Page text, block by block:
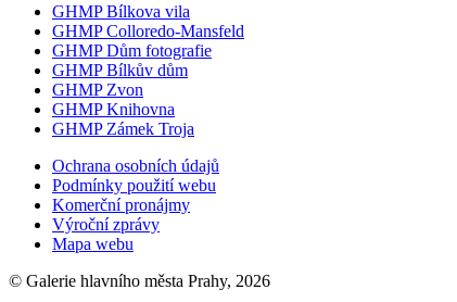
GHMP Bílkova vila
GHMP Colloredo-Mansfeld
GHMP Dům fotografie
GHMP Bílkův dům
GHMP Zvon
GHMP Knihovna
GHMP Zámek Troja
Ochrana osobních údajů
Podmínky použití webu
Komerční pronájmy
Výroční zprávy
Mapa webu
© Galerie hlavního města Prahy, 2026